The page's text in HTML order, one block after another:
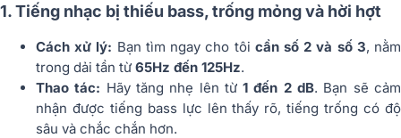
1. Tiếng nhạc bị thiếu bass, trống mỏng và hời hợt
Cách xử lý: Bạn tìm ngay cho tôi cần số 2 và số 3, nằm
trong dải tần từ 65Hz đến 125Hz.
Thao tác: Hãy tăng nhẹ lên từ1 đến 2 dB. Bạn sẽ cảm
nhận được tiếng bass lực lên thấy rõ, tiếng trống có độ
sâu và chắc chắn hơn.